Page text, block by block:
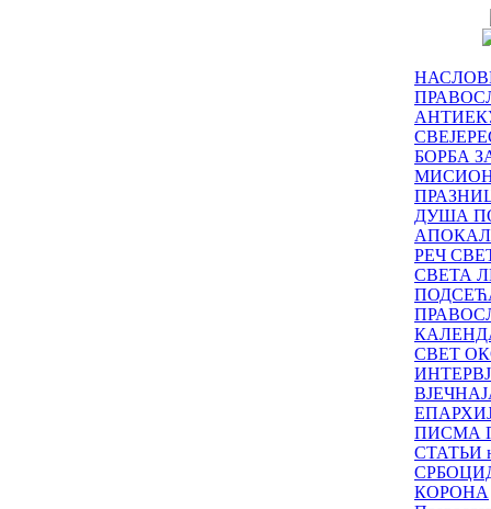
БОРБА
ДУША
РЕЧ
СВЕТА
СВЕТ
ПИСМА
СТАТЬИ
КОРОНА